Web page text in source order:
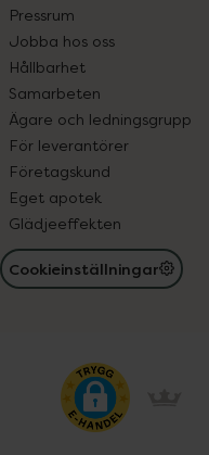
Pressrum
Jobba hos oss
Hållbarhet
Samarbeten
Ägare och ledningsgrupp
För leverantörer
Företagskund
Eget apotek
Glädjeeffekten
Cookieinställningar